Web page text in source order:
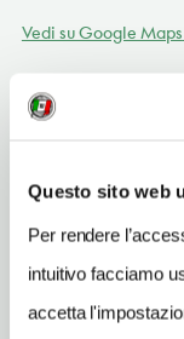
Questo sito web
Per rendere
intuitivo facciamo
accetta
Vedi su Google Maps
SITO WEB
0742810721-